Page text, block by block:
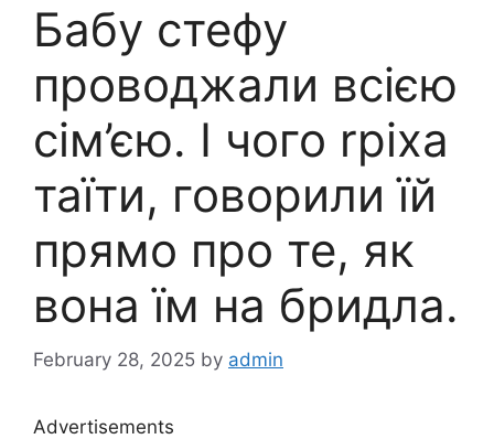
Бабу стефу
проводжали всією
сім’єю. І чого rріха
таїти, говорили їй
прямо про те, як
вона їм на бридла.
February 28, 2025 by admin
Advertisements